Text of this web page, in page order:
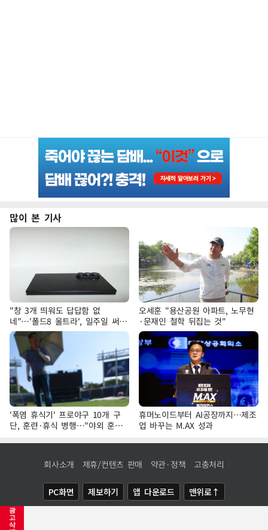
광
고
삭
많이 본 기사
"창 3개 띄워도 답답함 없
네"…'폴드8 울트라', 일주일 써보
니
오세훈 "용산공원 아파트, 노무현
·문재인 철학 뒤집는 것"
'폭염 휴식기' 프로야구 10개 구
단, 훈련·휴식 병행…"야외 훈련
해도 안전 최우선"
휴머노이드부터 AI공장까지…제조
업 바꾸는 M.AX 성과
회사소개 제휴/컨텐츠 판매 약관·정책 고충처리
PC화면 제보하기 앱 다운로드 맨위로↑